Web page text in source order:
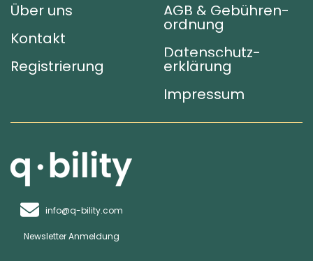
Über uns
Kontakt
Registrierung
AGB & Gebühren­
ordnung
Datenschutz­
erklärung
Impressum
info@q-bility.com
Newsletter Anmeldung